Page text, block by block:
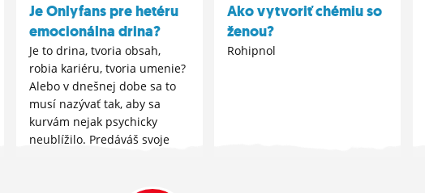
Je Onlyfans pre hetéru
emocionálna drina?
Je to drina, tvoria obsah,
robia kariéru, tvoria umenie?
Alebo v dnešnej dobe sa to
musí nazývať tak, aby sa
kurvám nejak psychicky
neublížilo. Predáváš svoje
Ako vytvoriť chémiu so
ženou?
Rohipnol